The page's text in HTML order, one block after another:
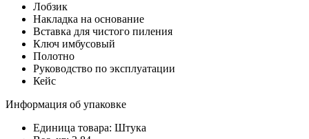
Лобзик
Накладка на основание
Вставка для чистого пиления
Ключ имбусовый
Полотно
Руководство по эксплуатации
Кейс
Информация об упаковке
Единица товара: Штука